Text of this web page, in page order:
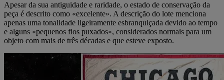
Apesar da sua antiguidade e raridade, o estado de conservação da
peça é descrito como «excelente». A descrição do lote menciona
apenas uma tonalidade ligeiramente esbranquiçada devido ao tempo
e alguns «pequenos fios puxados», considerados normais para um
objeto com mais de três décadas e que esteve exposto.